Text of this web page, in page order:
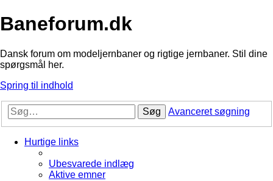
Baneforum.dk
Dansk forum om modeljernbaner og rigtige jernbaner. Stil dine
spørgsmål her.
Spring til indhold
Søg Avanceret søgning
Hurtige links
Ubesvarede indlæg
Aktive emner